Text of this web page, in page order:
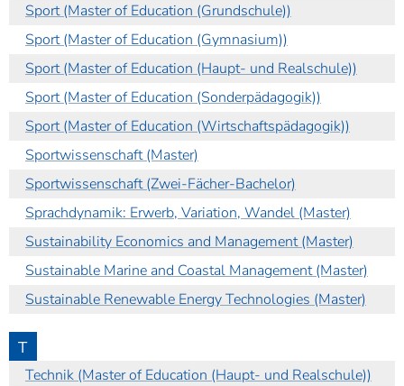
Sport (Master of Education (Grundschule))
Sport (Master of Education (Gymnasium))
Sport (Master of Education (Haupt- und Realschule))
Sport (Master of Education (Sonderpädagogik))
Sport (Master of Education (Wirtschaftspädagogik))
Sportwissenschaft (Master)
Sportwissenschaft (Zwei-Fächer-Bachelor)
Sprachdynamik: Erwerb, Variation, Wandel (Master)
Sustainability Economics and Management (Master)
Sustainable Marine and Coastal Management (Master)
Sustainable Renewable Energy Technologies (Master)
T
Technik (Master of Education (Haupt- und Realschule))